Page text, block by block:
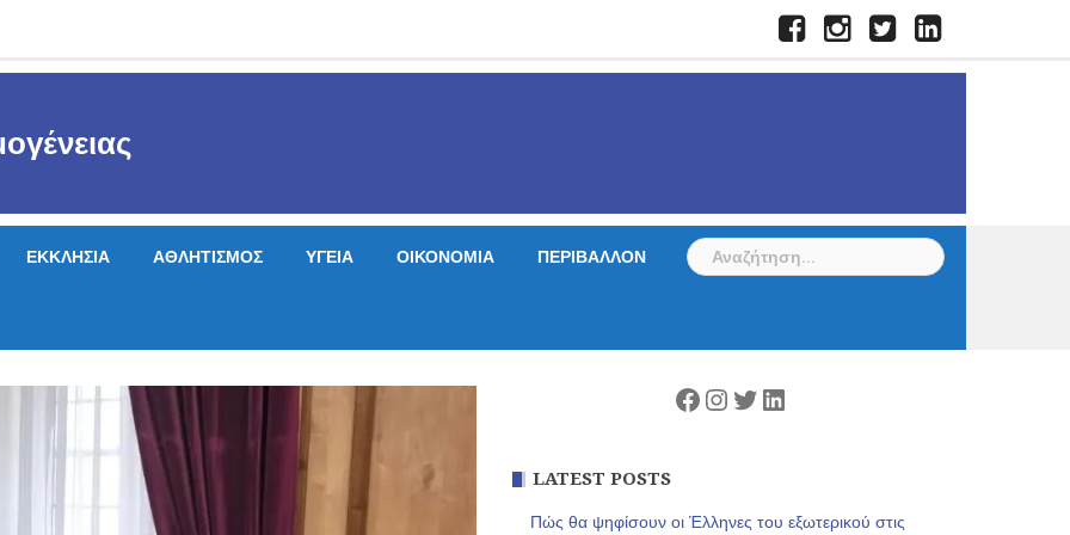
FacebookInstagramTwitterLinkedIn
ΕΚΚΛΗΣΙΑ ΑΘΛΗΤΙΣΜΟΣ ΥΓΕΙΑ ΟΙΚΟΝΟΜΙΑ ΠΕΡΙΒΑΛΛΟΝ
Αναζήτηση
για:
Facebook
Instagram
Twitter
Linkedin
LATEST POSTS
Πώς θα ψηφίσουν οι Έλληνες του εξωτερικού στις